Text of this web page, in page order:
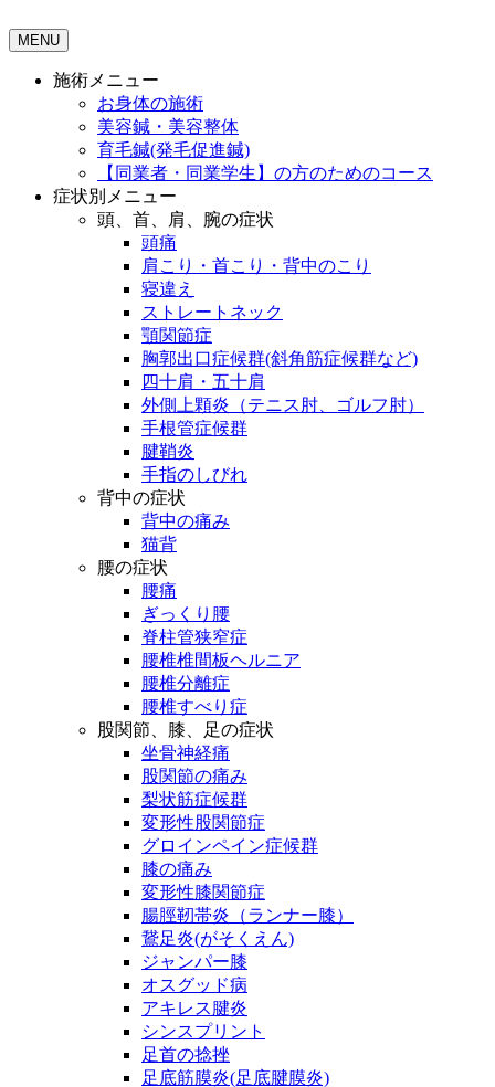
MENU
施術メニュー
お身体の施術
美容鍼・美容整体
育毛鍼(発毛促進鍼)
【同業者・同業学生】の方のためのコース
症状別メニュー
頭、首、肩、腕の症状
頭痛
肩こり・首こり・背中のこり
寝違え
ストレートネック
顎関節症
胸郭出口症候群(斜角筋症候群など)
四十肩・五十肩
外側上顆炎（テニス肘、ゴルフ肘）
手根管症候群
腱鞘炎
手指のしびれ
背中の症状
背中の痛み
猫背
腰の症状
腰痛
ぎっくり腰
脊柱管狭窄症
腰椎椎間板ヘルニア
腰椎分離症
腰椎すべり症
股関節、膝、足の症状
坐骨神経痛
股関節の痛み
梨状筋症候群
変形性股関節症
グロインペイン症候群
膝の痛み
変形性膝関節症
腸脛靭帯炎（ランナー膝）
鵞足炎(がそくえん)
ジャンパー膝
オスグッド病
アキレス腱炎
シンスプリント
足首の捻挫
足底筋膜炎(足底腱膜炎)